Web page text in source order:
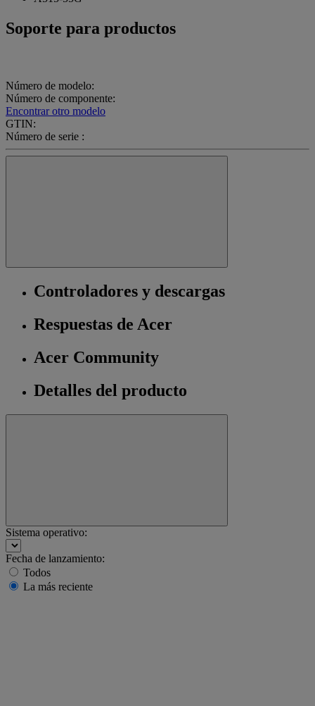
Soporte para productos
Número de modelo:
Número de componente:
Encontrar otro modelo
GTIN:
Número de serie :
Controladores y descargas
Respuestas de Acer
Acer Community
Detalles del producto
Sistema operativo:
Fecha de lanzamiento:
Todos
La más reciente